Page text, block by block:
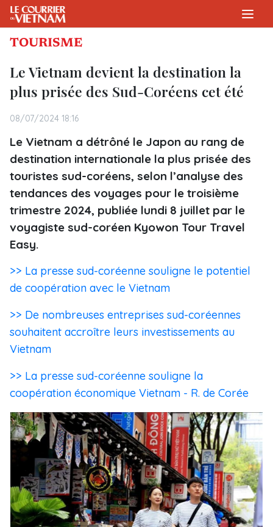
TOURISME
Le Vietnam devient la destination la
plus prisée des Sud-Coréens cet été
08/07/2024 18:16
Le Vietnam a détrôné le Japon au rang de
destination internationale la plus prisée des
touristes sud-coréens, selon l’analyse des
tendances des voyages pour le troisième
trimestre 2024, publiée lundi 8 juillet par le
voyagiste sud-coréen Kyowon Tour Travel
Easy.
>> La presse sud-coréenne souligne le potentiel
de coopération avec le Vietnam
>> De nombreuses entreprises sud-coréennes
souhaitent accroître leurs investissements au
Vietnam
>> La presse sud-coréenne souligne la
coopération économique Vietnam - R. de Corée